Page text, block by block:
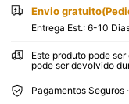
Envio
Entrega Est.: 6-10
Este produto pode
pode ser devolvido
Pagamentos Seguros